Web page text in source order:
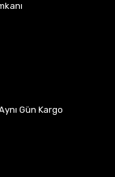
Gün Kargo